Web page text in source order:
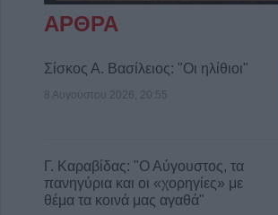
ΑΡΘΡΑ
Σίσκος Α. Βασίλειος: "Οι ηλίθιοι"
8 Αυγούστου 2026, 20:55
Γ. Καραβίδας: "Ο Αύγουστος, τα
πανηγύρια και οι «χορηγίες» με
θέμα τα κοινά μας αγαθά"